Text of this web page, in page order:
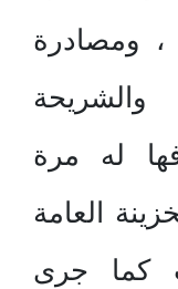
ومصادرة
له مرة
العامة
كما جرى